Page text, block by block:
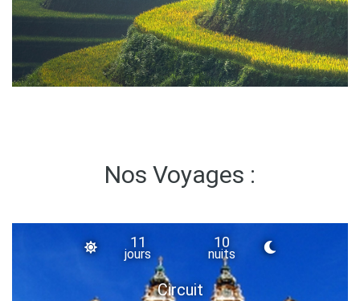
Nos Voyages :
Circuit
11
jours
10
nuits